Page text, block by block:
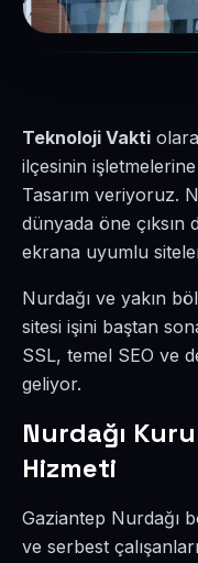
Teknoloji Vakti
ilçesinin
Tasarım veriyoruz.
dünyada öne
ekrana uyumlu
Nurdağı ve yakın
sitesi işini baştan
SSL, temel SEO ve
geliyor.
Nurdağı
Hizmeti
Gaziantep Nurdağı
ve serbest